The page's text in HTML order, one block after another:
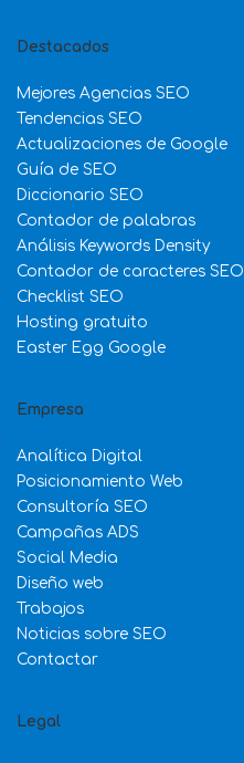
Destacados
Mejores Agencias SEO
Tendencias SEO
Actualizaciones de Google
Guía de SEO
Diccionario SEO
Contador de palabras
Análisis Keywords Density
Contador de caracteres SEO
Checklist SEO
Hosting gratuito
Easter Egg Google
Empresa
Analítica Digital
Posicionamiento Web
Consultoría SEO
Campañas ADS
Social Media
Diseño web
Trabajos
Noticias sobre SEO
Contactar
Legal